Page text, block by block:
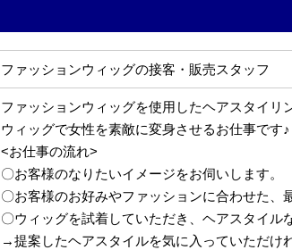
ファッションウィッグの接客・販売スタッフ
ファッションウィッグを使用したヘアスタイリ
ウィッグで女性を素敵に変身させるお仕事です♪
<お仕事の流れ>
〇お客様のなりたいイメージをお伺いします。
〇お客様のお好みやファッションに合わせた、
〇ウィッグを試着していただき、ヘアスタイル
→提案したヘアスタイルを気に入っていただけ